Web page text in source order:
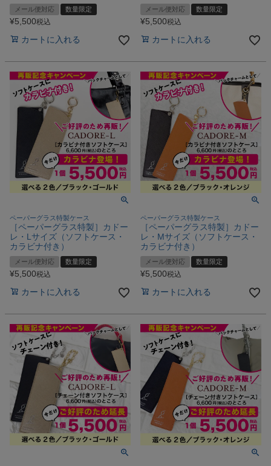
メール便対応 数量限定
¥5,500税込
カートに入れる
メール便対応 数量限定
¥5,500税込
カートに入れる
ペーパーグラス特製ケース
［ペーパーグラス特製］カドー
レ・Lサイズ（ソフトケース・
カラビナ付き）
メール便対応 数量限定
¥5,500税込
カートに入れる
ペーパーグラス特製ケース
［ペーパーグラス特製］カドー
レ・Mサイズ（ソフトケース・
カラビナ付き）
メール便対応 数量限定
¥5,500税込
カートに入れる